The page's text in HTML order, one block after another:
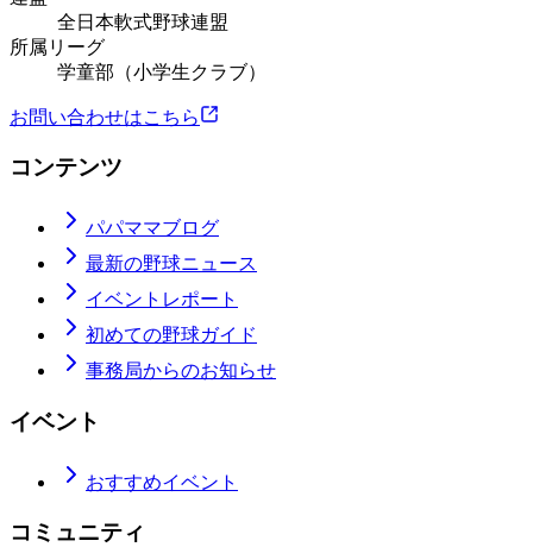
全日本軟式野球連盟
所属リーグ
学童部（小学生クラブ）
お問い合わせはこちら
コンテンツ
パパママブログ
最新の野球ニュース
イベントレポート
初めての野球ガイド
事務局からのお知らせ
イベント
おすすめイベント
コミュニティ